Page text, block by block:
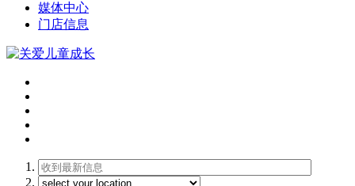
媒体中心
门店信息